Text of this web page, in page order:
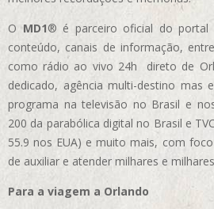
OMD1® é parceiro oficial do portal
conteúdo, canais de informação,
como rádio ao vivo 24h direto de
dedicado, agência multi-destino mas
programa na televisão no Brasil e
200 da parabólica digital no Brasil e
55.9 nos EUA) e muito mais, com
de auxiliar e atender milhares e
Para a viagem a Orlando